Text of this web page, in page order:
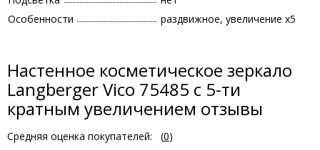
Особенности
раздвижное, увеличение х5
Настенное косметическое зеркало
Langberger Vico 75485 с 5-ти
кратным увеличением отзывы
Средняя оценка покупателей: (0)